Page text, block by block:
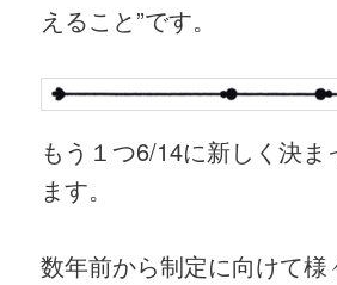
えること”です。
もう１つ6/14に新しく決ま
ます。
数年前から制定に向けて様